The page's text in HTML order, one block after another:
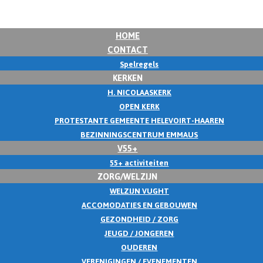
HOME
CONTACT
Spelregels
KERKEN
H. NICOLAASKERK
OPEN KERK
PROTESTANTE GEMEENTE HELEVOIRT-HAAREN
BEZINNINGSCENTRUM EMMAUS
V55+
55+ activiteiten
ZORG/WELZIJN
WELZIJN VUGHT
ACCOMODATIES EN GEBOUWEN
GEZONDHEID / ZORG
JEUGD / JONGEREN
OUDEREN